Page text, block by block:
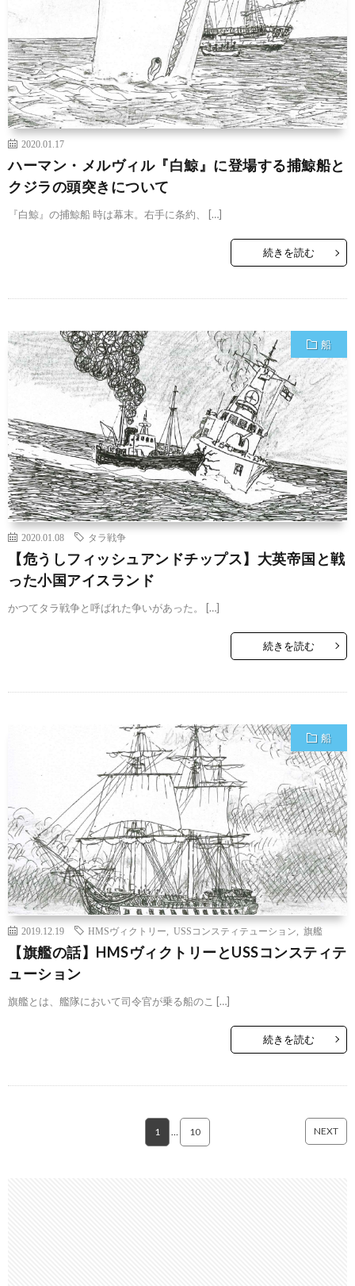
2020.01.17
ハーマン・メルヴィル『白鯨』に登場する捕鯨船と
クジラの頭突きについて
『白鯨』の捕鯨船 時は幕末。右手に条約、 […]
続きを読む
船
2020.01.08 タラ戦争
【危うしフィッシュアンドチップス】大英帝国と戦
った小国アイスランド
かつてタラ戦争と呼ばれた争いがあった。 […]
続きを読む
船
2019.12.19 HMSヴィクトリー USSコンスティテューション 旗艦
【旗艦の話】HMSヴィクトリーとUSSコンスティテ
ューション
旗艦とは、艦隊において司令官が乗る船のこ […]
続きを読む
1 10 NEXT